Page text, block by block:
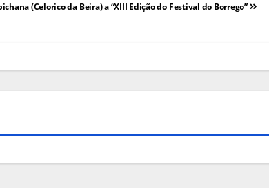
(Celorico da Beira) a “XIII Edição do Festival do Borrego”